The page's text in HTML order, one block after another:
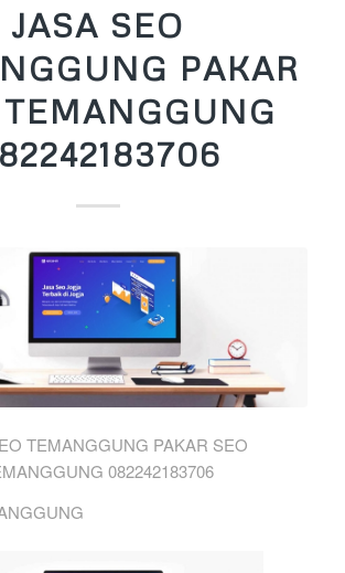
JASA SEO
PAKAR
TEMANGGUNG PAKAR SEO
082242183706